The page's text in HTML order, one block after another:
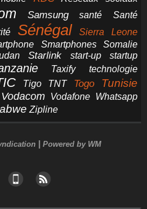
Samsung santé Santé
Sénégal
Sierra Leone
Smartphones
Somalie
Starlink start-up startup
Taxify
technologie
Tigo TNT Togo Tunisie
Vodacom Vodafone Whatsapp
Zipline
| Powered by WM